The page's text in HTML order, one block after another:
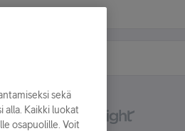
sekä
Kaikki luokat
osapuolille. Voit